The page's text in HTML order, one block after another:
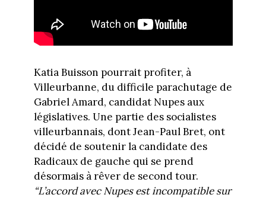
Katia Buisson pourrait profiter, à
Villeurbanne, du difficile parachutage de
Gabriel Amard, candidat Nupes aux
législatives. Une partie des socialistes
villeurbannais, dont Jean-Paul Bret, ont
décidé de soutenir la candidate des
Radicaux de gauche qui se prend
désormais à rêver de second tour.
“L’accord avec Nupes est incompatible sur